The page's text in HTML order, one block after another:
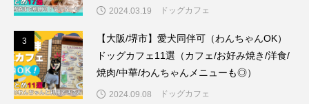
2024.03.19 ドッグカフェ
3
【大阪/堺市】愛犬同伴可（わんちゃんOK）
ドッグカフェ11選（カフェ/お好み焼き/洋食/
焼肉/中華/わんちゃんメニューも◎）
2024.09.08 ドッグカフェ